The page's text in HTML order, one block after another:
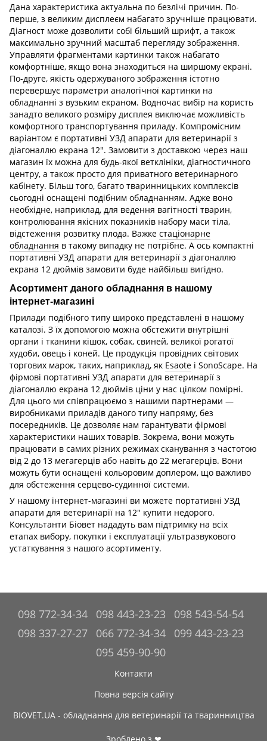
Дана характеристика актуальна по безлічі причин. По-
перше, з великим дисплеєм набагато зручніше працювати.
Діагност може дозволити собі більший шрифт, а також
максимально зручний масштаб перегляду зображення.
Управляти фрагментами картинки також набагато
комфортніше, якщо вона знаходиться на ширшому екрані.
По-друге, якість одержуваного зображення істотно
перевершує параметри аналогічної картинки на
обладнанні з вузьким екраном. Водночас вибір на користь
занадто великого розміру дисплея виключає можливість
комфортного транспортування приладу. Компромісним
варіантом є портативні УЗД апарати для ветеринарії з
діагоналлю екрана 12". Замовити з доставкою через наш
магазин їх можна для будь-якої ветклініки, діагностичного
центру, а також просто для приватного ветеринарного
кабінету. Більш того, багато тваринницьких комплексів
сьогодні оснащені подібним обладнанням. Адже воно
необхідне, наприклад, для ведення вагітності тварин,
контролювання якісних показників набору маси тіла,
відстеження розвитку плода. Важке стаціонарне
обладнання в такому випадку не потрібне. А ось компактні
портативні УЗД апарати для ветеринарії з діагоналлю
екрана 12 дюймів замовити буде найбільш вигідно.
Асортимент даного обладнання в нашому
інтернет-магазині
Прилади подібного типу широко представлені в нашому
каталозі. З їх допомогою можна обстежити внутрішні
органи і тканини кішок, собак, свиней, великої рогатої
худоби, овець і коней. Це продукція провідних світових
торгових марок, таких, наприклад, як Esaote і SonoScape. На
фірмові портативні УЗД апарати для ветеринарії з
діагоналлю екрана 12 дюймів ціни у нас цілком помірні.
Для цього ми співпрацюємо з нашими партнерами —
виробниками приладів даного типу напряму, без
посередників. Це дозволяє нам гарантувати фірмові
характеристики наших товарів. Зокрема, вони можуть
працювати в самих різних режимах сканування з частотою
від 2 до 13 мегагерців або навіть до 22 мегагерців. Вони
можуть бути оснащені кольоровим доплером, що важливо
для обстеження серцево-судинної системи.
У нашому інтернет-магазині ви можете портативні УЗД
апарати для ветеринарії на 12" купити недорого.
Консультанти Біовет нададуть вам підтримку на всіх
етапах вибору, покупки і експлуатації ультразвукового
устаткування з нашого асортименту.
098 772-34-34 098 443-23-23
098 543-54-54
098 337-27-27
066 772-34-34
099 443-23-23
095 459-90-90
Контакти
Повна версія сайту
BIOVET.UA - обладнання для ветеринарії та тваринництва